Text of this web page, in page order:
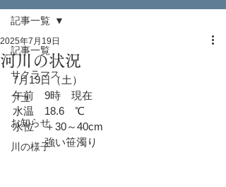
記事一覧
サクラマス
アユ
お知らせ
川の様子
記事一覧
河川の状況
2025年7月19日
7月19日（土）
午前　9時　現在
水温　18.6　℃
水位　＋30～40cm
強い笹濁り